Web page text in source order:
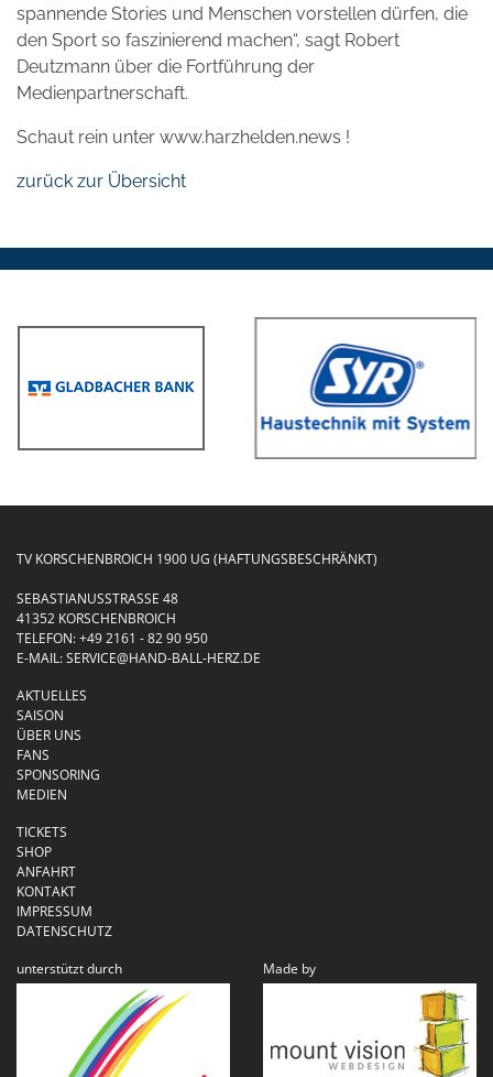
spannende Stories und Menschen vorstellen dürfen, die
den Sport so faszinierend machen“, sagt Robert
Deutzmann über die Fortführung der
Medienpartnerschaft.
Schaut rein unter www.harzhelden.news !
zurück zur Übersicht
TV KORSCHENBROICH 1900 UG (HAFTUNGSBESCHRÄNKT)
SEBASTIANUSSTRASSE 48
41352 KORSCHENBROICH
TELEFON:+49 2161 - 82 90 950
E-MAIL:SERVICE@HAND-BALL-HERZ.DE
AKTUELLES
SAISON
ÜBER UNS
FANS
SPONSORING
MEDIEN
TICKETS
SHOP
ANFAHRT
KONTAKT
IMPRESSUM
DATENSCHUTZ
unterstützt durch
Made by